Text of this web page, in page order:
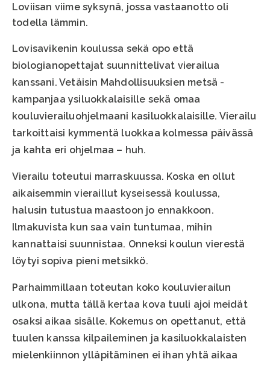
Loviisan viime syksynä, jossa vastaanotto oli
todella lämmin.
Lovisavikenin koulussa sekä opo että
biologianopettajat suunnittelivat vierailua
kanssani. Vetäisin Mahdollisuuksien metsä -
kampanjaa ysiluokkalaisille sekä omaa
kouluvierailuohjelmaani kasiluokkalaisille. Vierailu
tarkoittaisi kymmentä luokkaa kolmessa päivässä
ja kahta eri ohjelmaa – huh.
Vierailu toteutui marraskuussa. Koska en ollut
aikaisemmin vieraillut kyseisessä koulussa,
halusin tutustua maastoon jo ennakkoon.
Ilmakuvista kun saa vain tuntumaa, mihin
kannattaisi suunnistaa. Onneksi koulun vierestä
löytyi sopiva pieni metsikkö.
Parhaimmillaan toteutan koko kouluvierailun
ulkona, mutta tällä kertaa kova tuuli ajoi meidät
osaksi aikaa sisälle. Kokemus on opettanut, että
tuulen kanssa kilpaileminen ja kasiluokkalaisten
mielenkiinnon ylläpitäminen ei ihan yhtä aikaa